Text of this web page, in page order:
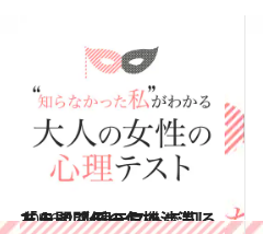
2016.2.14
ドライブデートで渋滞したら？ 心理テストで知る「人間関係の危機」
占い